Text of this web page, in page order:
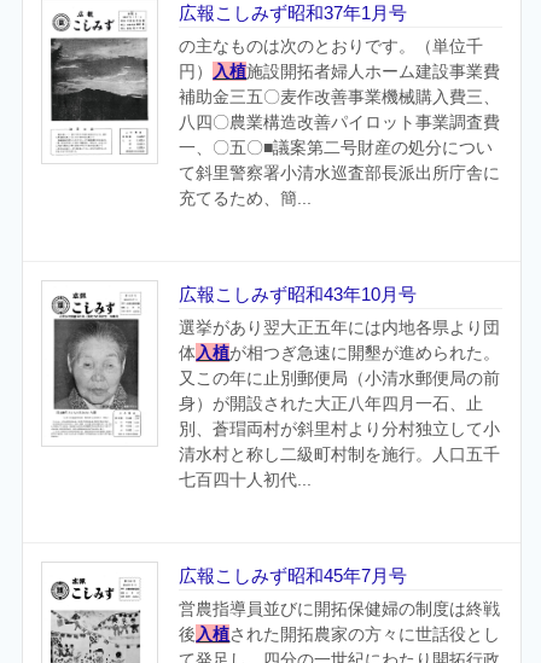
広報こしみず昭和37年1月号
の主なものは次のとおりです。（単位千
円） 入植施設開拓者婦人ホーム建設事業費
補助金三五〇麦作改善事業機械購入費三、
八四〇農業構造改善パイロット事業調査費
一、〇五〇■議案第二号財産の処分につい
て斜里警察署小清水巡査部長派出所庁舎に
充てるため、簡...
広報こしみず昭和43年10月号
選挙があり翌大正五年には内地各県より団
体入植が相つぎ急速に開墾が進められた。
又この年に止別郵便局（小清水郵便局の前
身）が開設された大正八年四月一石、止
別、蒼瑁両村が斜里村より分村独立して小
清水村と称し二級町村制を施行。人口五千
七百四十人初代...
広報こしみず昭和45年7月号
営農指導員並びに開拓保健婦の制度は終戦
後入植された開拓農家の方々に世話役とし